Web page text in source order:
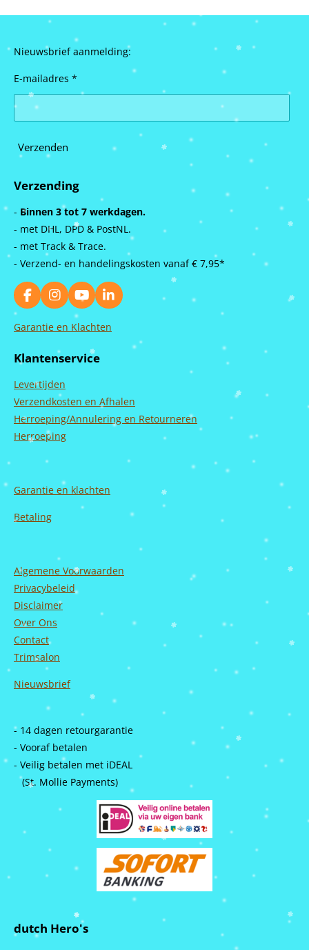
Nieuwsbrief aanmelding:
E-mailadres *
Verzenden
Verzending
- Binnen 3 tot 7 werkdagen.
- met DHL, DPD & PostNL.
- met Track & Trace.
- Verzend- en handelingskosten vanaf € 7,95*
F
a
c
o
k
I
n
s
a
g
a
m
Y
o
u
u
b
L
i
n
Garantie en Klachten
Klantenservice
Levertijden
Verzendkosten en Afhalen
Herroeping/Annulering en Retourneren
Herroeping
Garantie en klachten
Betaling
Algemene Voorwaarden
Privacybeleid
Disclaimer
Over Ons
Contact
Trimsalon
Nieuwsbrief
- 14 dagen retourgarantie
- Vooraf betalen
- Veilig betalen met iDEAL
(St. Mollie Payments)
dutch Hero's